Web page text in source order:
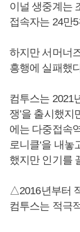
이널 생중계는
접속자는 24만
하지만 서머너
흥행에 실패했
컴투스는 2021
쟁’을 출시했지
에는 다중접속
로니클‘을 내놓
했지만 인기를
△2016년부터
컴투스는 적극